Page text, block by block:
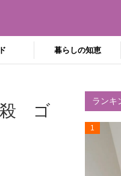
暮らしの知恵
殺 ゴ
ランキ
1